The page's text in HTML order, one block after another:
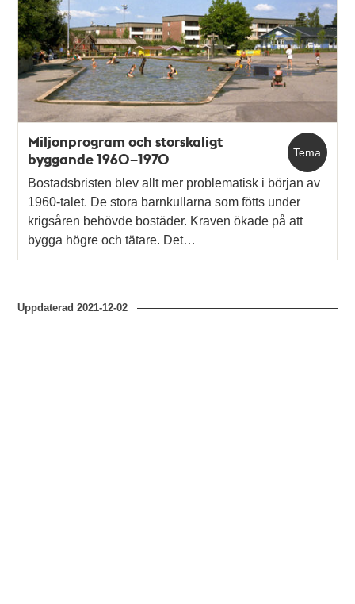
poster
och
teman
Tema
Miljonprogram och storskaligt
byggande 1960–1970
Bostadsbristen blev allt mer problematisk i början av
1960-talet. De stora barnkullarna som fötts under
krigsåren behövde bostäder. Kraven ökade på att
bygga högre och tätare. Det…
Uppdaterad2021-12-02